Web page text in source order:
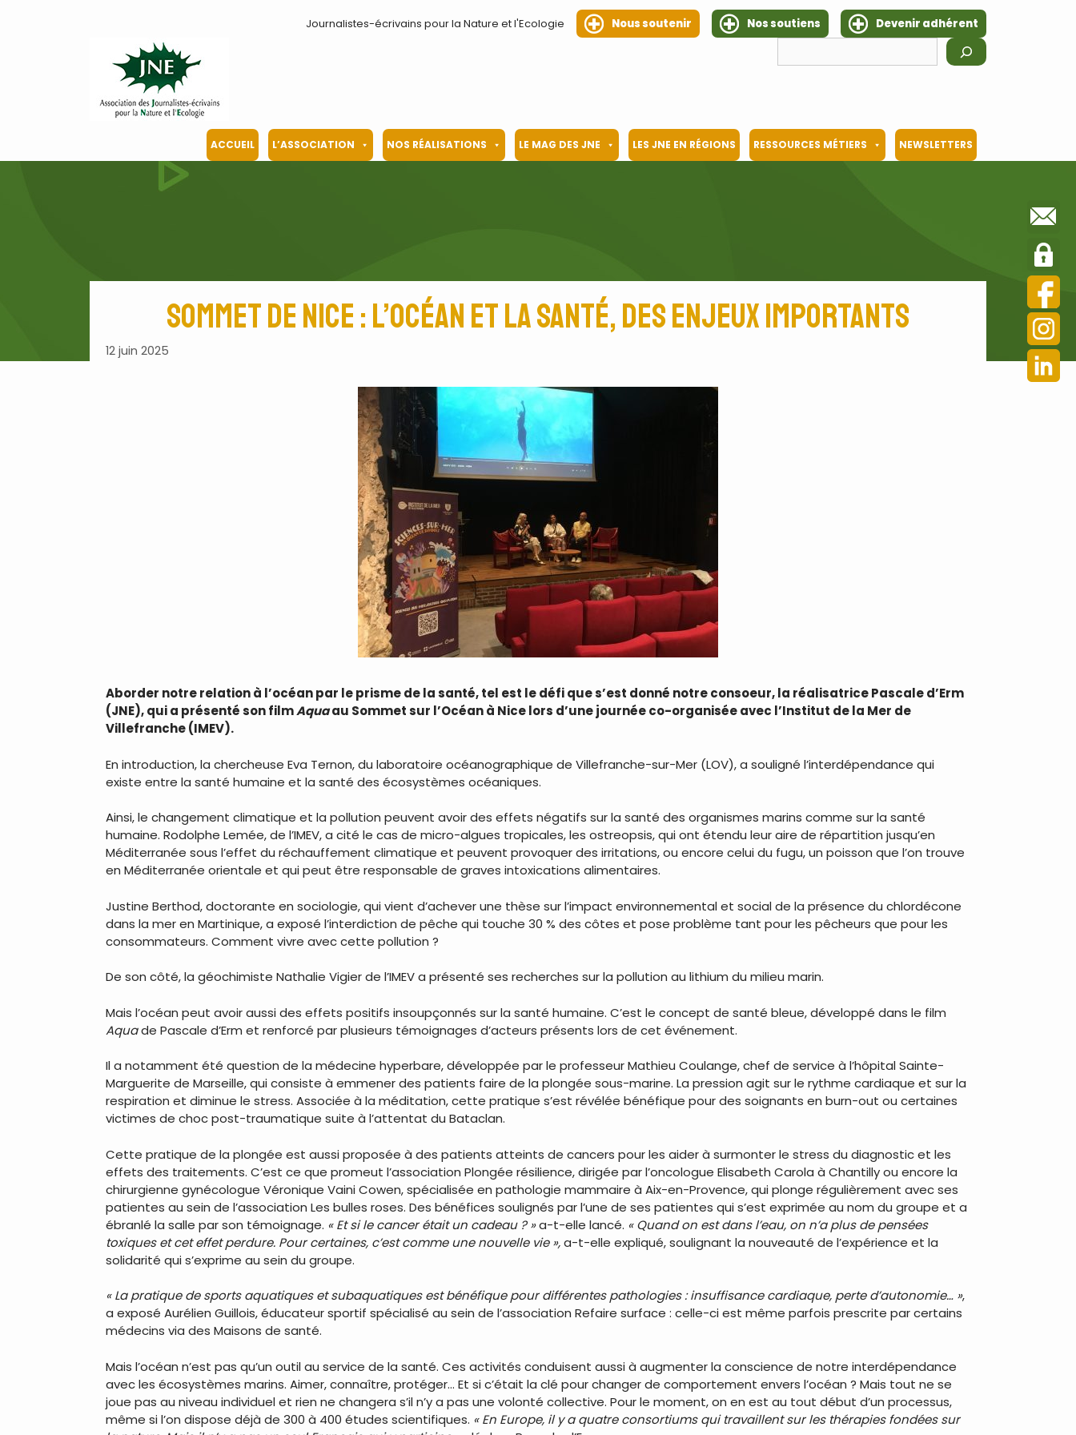
Journalistes-écrivains pour la Nature et l'Ecologie Nous soutenir Nos soutiens
Devenir adhérent
ACCUEIL L’ASSOCIATION NOS RÉALISATIONS LE MAG DES JNE LES JNE EN RÉGIONS RESSOURCES MÉTIERS NEWSLETTERS
Sommet de Nice : l’océan et la santé, des enjeux importants
12 juin 2025
Aborder notre relation à l’océan par le prisme de la santé, tel est le défi que s’est donné notre consoeur, la réalisatrice Pascale d’Erm
(JNE), qui a présenté son filmAquaau Sommet sur l’Océan à Nice lors d’une journée co-organisée avec l’Institut de la Mer de
Villefranche (IMEV).
En introduction, la chercheuse Eva Ternon, du laboratoire océanographique de Villefranche-sur-Mer (LOV), a souligné l’interdépendance qui
existe entre la santé humaine et la santé des écosystèmes océaniques.
Ainsi, le changement climatique et la pollution peuvent avoir des effets négatifs sur la santé des organismes marins comme sur la santé
humaine. Rodolphe Lemée, de l’IMEV, a cité le cas de micro-algues tropicales, les ostreopsis, qui ont étendu leur aire de répartition jusqu’en
Méditerranée sous l’effet du réchauffement climatique et peuvent provoquer des irritations, ou encore celui du fugu, un poisson que l’on trouve
en Méditerranée orientale et qui peut être responsable de graves intoxications alimentaires.
Justine Berthod, doctorante en sociologie, qui vient d’achever une thèse sur l’impact environnemental et social de la présence du chlordécone
dans la mer en Martinique, a exposé l’interdiction de pêche qui touche 30 % des côtes et pose problème tant pour les pêcheurs que pour les
consommateurs. Comment vivre avec cette pollution ?
De son côté, la géochimiste Nathalie Vigier de l’IMEV a présenté ses recherches sur la pollution au lithium du milieu marin.
Mais l’océan peut avoir aussi des effets positifs insoupçonnés sur la santé humaine. C’est le concept de santé bleue, développé dans le film
Aquade Pascale d’Erm et renforcé par plusieurs témoignages d’acteurs présents lors de cet événement.
Il a notamment été question de la médecine hyperbare, développée par le professeur Mathieu Coulange, chef de service à l’hôpital Sainte-
Marguerite de Marseille, qui consiste à emmener des patients faire de la plongée sous-marine. La pression agit sur le rythme cardiaque et sur la
respiration et diminue le stress. Associée à la méditation, cette pratique s’est révélée bénéfique pour des soignants en burn-out ou certaines
victimes de choc post-traumatique suite à l’attentat du Bataclan.
Cette pratique de la plongée est aussi proposée à des patients atteints de cancers pour les aider à surmonter le stress du diagnostic et les
effets des traitements. C’est ce que promeut l’association Plongée résilience, dirigée par l’oncologue Elisabeth Carola à Chantilly ou encore la
chirurgienne gynécologue Véronique Vaini Cowen, spécialisée en pathologie mammaire à Aix-en-Provence, qui plonge régulièrement avec ses
patientes au sein de l’association Les bulles roses. Des bénéfices soulignés par l’une de ses patientes qui s’est exprimée au nom du groupe et a
ébranlé la salle par son témoignage. « Et si le cancer était un cadeau ? »a-t-elle lancé. « Quand on est dans l’eau, on n’a plus de pensées
toxiques et cet effet perdure. Pour certaines, c’est comme une nouvelle vie »,a-t-elle expliqué, soulignant la nouveauté de l’expérience et la
solidarité qui s’exprime au sein du groupe.
« La pratique de sports aquatiques et subaquatiques est bénéfique pour différentes pathologies : insuffisance cardiaque, perte d’autonomie… »,
a exposé Aurélien Guillois, éducateur sportif spécialisé au sein de l’association Refaire surface : celle-ci est même parfois prescrite par certains
médecins via des Maisons de santé.
Mais l’océan n’est pas qu’un outil au service de la santé. Ces activités conduisent aussi à augmenter la conscience de notre interdépendance
avec les écosystèmes marins. Aimer, connaître, protéger… Et si c’était la clé pour changer de comportement envers l’océan ? Mais tout ne se
joue pas au niveau individuel et rien ne changera s’il n’y a pas une volonté collective. Pour le moment, on en est au tout début d’un processus,
même si l’on dispose déjà de 300 à 400 études scientifiques. « En Europe, il y a quatre consortiums qui travaillent sur les thérapies fondées sur